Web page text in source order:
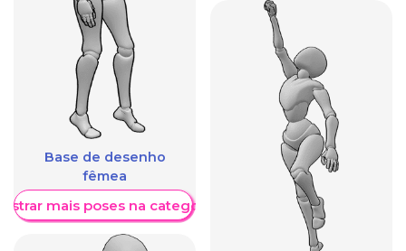
Base de desenho
fêmea
mais poses na categoria